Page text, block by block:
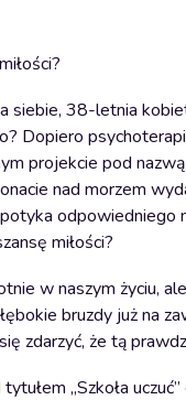
siebie, 38-letnia
Dopiero
projekcie pod
nad morzem
odpowiedniego
miłości?
w naszym życiu,
bruzdy już na
zdarzyć, że tą
„Szkoła